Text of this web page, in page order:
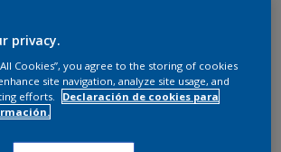
Seleccionar un color
privacy.
Cookies”, you agree to the storing of cookies
site navigation, analyze site usage, and
efforts.
Declaración de cookies para